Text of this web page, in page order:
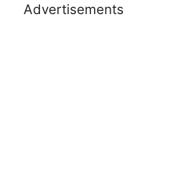
Advertisements